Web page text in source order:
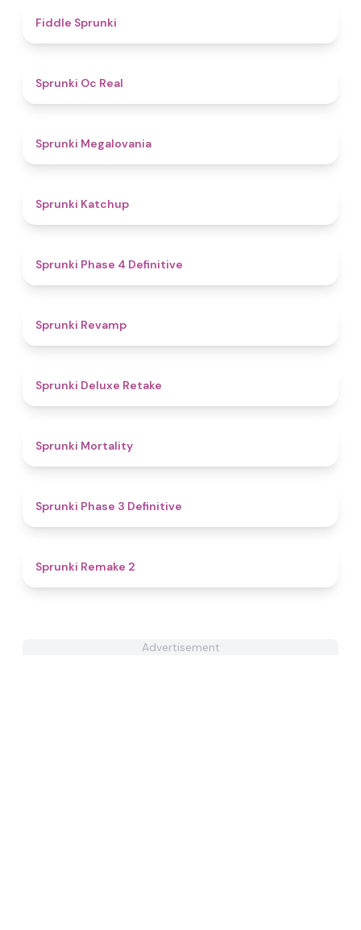
Fiddle Sprunki
Sprunki Oc Real
Sprunki Megalovania
Sprunki Katchup
Sprunki Phase 4 Definitive
Sprunki Revamp
Sprunki Deluxe Retake
Sprunki Mortality
Sprunki Phase 3 Definitive
Sprunki Remake 2
Advertisement